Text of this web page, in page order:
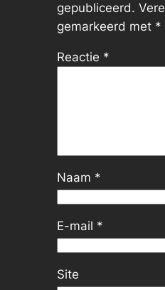
gepubliceerd.
gemarkeerd met *
Reactie *
Naam *
E-mail *
Site